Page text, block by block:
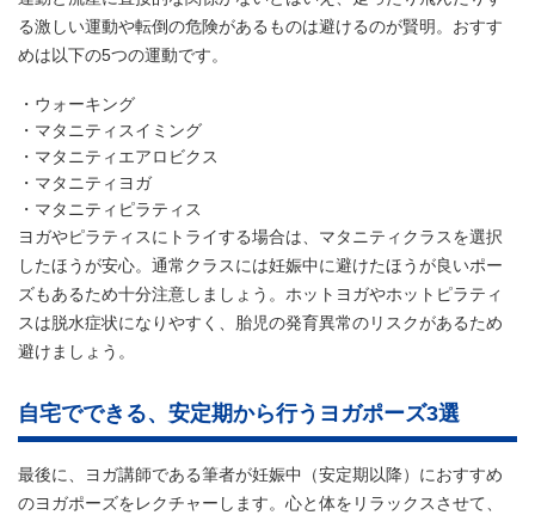
る激しい運動や転倒の危険があるものは避けるのが賢明。おすす
めは以下の5つの運動です。
ウォーキング
マタニティスイミング
マタニティエアロビクス
マタニティヨガ
マタニティピラティス
ヨガやピラティスにトライする場合は、マタニティクラスを選択
したほうが安心。通常クラスには妊娠中に避けたほうが良いポー
ズもあるため十分注意しましょう。ホットヨガやホットピラティ
スは脱水症状になりやすく、胎児の発育異常のリスクがあるため
避けましょう。
自宅でできる、安定期から行うヨガポーズ3選
最後に、ヨガ講師である筆者が妊娠中（安定期以降）におすすめ
のヨガポーズをレクチャーします。心と体をリラックスさせて、